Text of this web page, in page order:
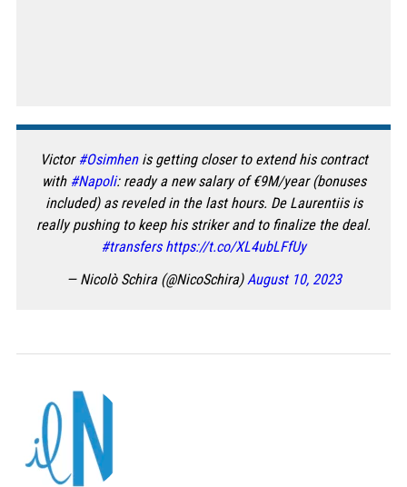
Victor #Osimhenis getting closer to extend his contract
with #Napoli: ready a new salary of €9M/year (bonuses
included) as reveled in the last hours. De Laurentiis is
really pushing to keep his striker and to finalize the deal.
#transfers https://t.co/XL4ubLFfUy
— Nicolò Schira (@NicoSchira) August 10, 2023